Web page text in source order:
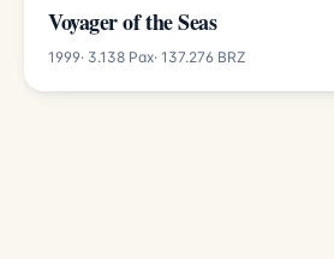
Voyager of the Seas
1999· 3.138 Pax· 137.276 BRZ